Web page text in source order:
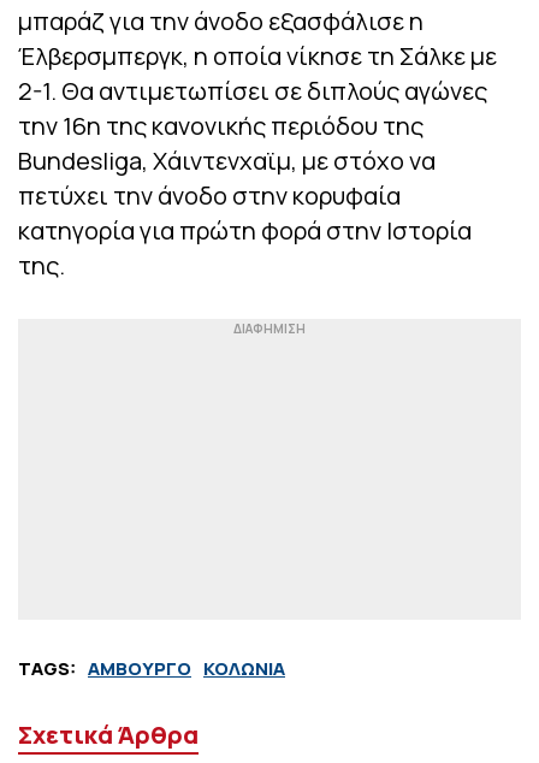
μπαράζ για την άνοδο εξασφάλισε η
Έλβερσμπεργκ, η οποία νίκησε τη Σάλκε με
2-1. Θα αντιμετωπίσει σε διπλούς αγώνες
την 16η της κανονικής περιόδου της
Bundesliga, Χάιντενχαϊμ, με στόχο να
πετύχει την άνοδο στην κορυφαία
κατηγορία για πρώτη φορά στην Ιστορία
της.
TAGS: ΑΜΒΟΥΡΓΟ ΚΟΛΩΝΙΑ
Σχετικά Άρθρα